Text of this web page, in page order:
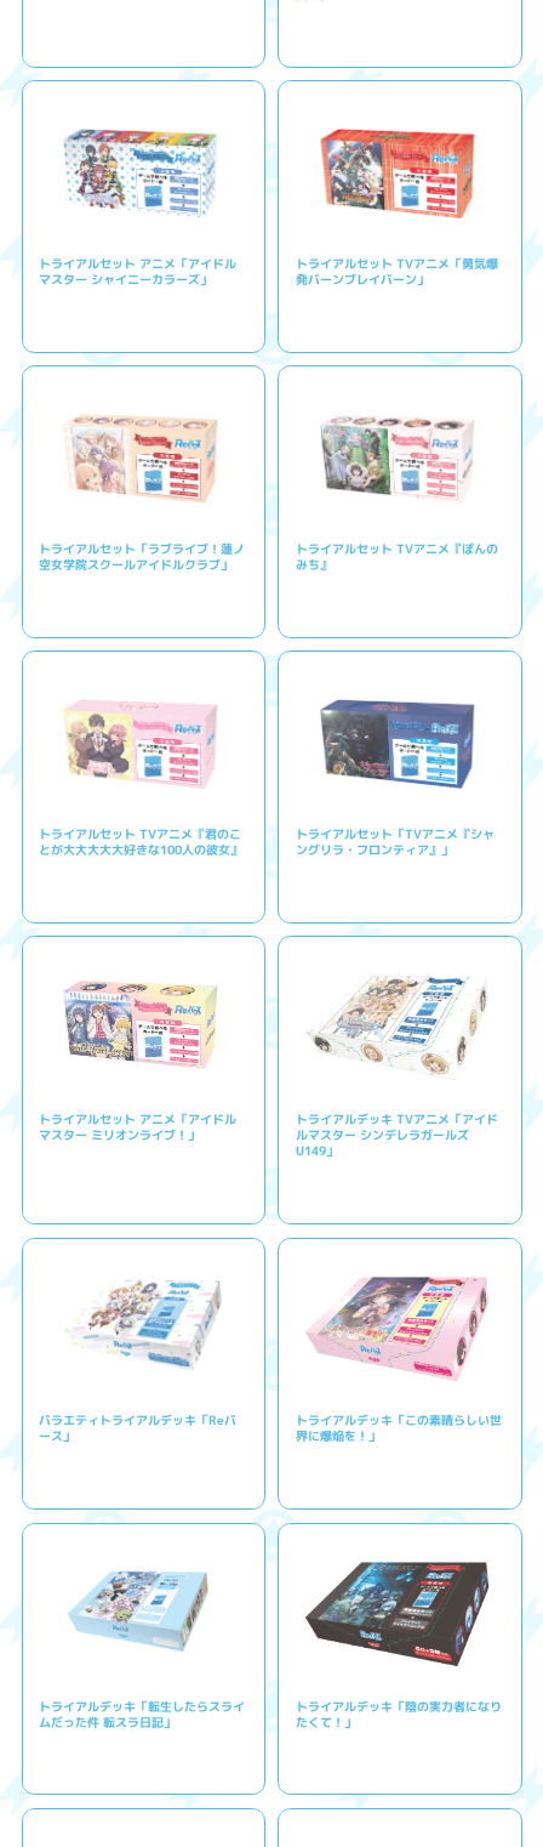
トライアルセット アニメ「アイドル
マスター シャイニーカラーズ」
トライアルセット TVアニメ「勇気爆
発バーンブレイバーン」
トライアルセット「ラブライブ！蓮ノ
空女学院スクールアイドルクラブ」
トライアルセット TVアニメ『ぽんの
みち』
トライアルセット TVアニメ『君のこ
とが大大大大大好きな100人の彼女』
トライアルセット「TVアニメ『シャ
ングリラ・フロンティア』」
トライアルセット アニメ「アイドル
マスター ミリオンライブ！」
トライアルデッキ TVアニメ「アイド
ルマスター シンデレラガールズ
U149」
バラエティトライアルデッキ「Reバ
ース」
トライアルデッキ「この素晴らしい世
界に爆焔を！」
トライアルデッキ「転生したらスライ
ムだった件 転スラ日記」
トライアルデッキ「陰の実力者になり
たくて！」